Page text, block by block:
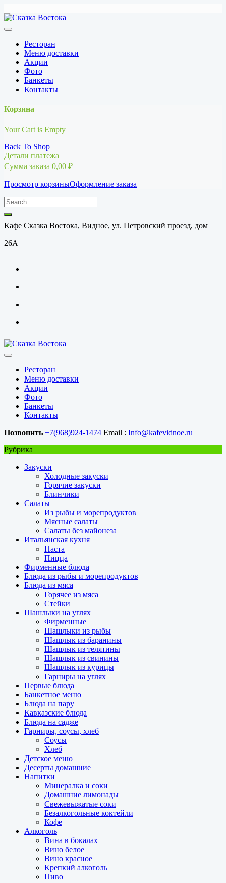
Перейти
к
Ресторан
Меню доставки
Акции
Фото
Банкеты
Контакты
Корзина
Your Cart is Empty
Back To Shop
Детали платежа
Сумма заказа 0,00 ₽
Просмотр корзиныОформление заказа
Кафе Сказка Востока, Видное, ул. Петровский проезд, дом
26А
Ресторан
Меню доставки
Акции
Фото
Банкеты
Контакты
Позвонить +7(968)924-1474 Email : Info@kafevidnoe.ru
Рубрика
Закуски
Холодные закуски
Горячие закуски
Блинчики
Салаты
Из рыбы и морепродуктов
Мясные салаты
Салаты без майонеза
Итальянская кухня
Паста
Пицца
Фирменные блюда
Блюда из рыбы и морепродуктов
Блюда из мяса
Горячее из мяса
Стейки
Шашлыки на углях
Фирменные
Шашлыки из рыбы
Шашлык из баранины
Шашлык из телятины
Шашлык из свинины
Шашлык из курицы
Гарниры на углях
Первые блюда
Банкетное меню
Блюда на пару
Кавказские блюда
Блюда на садже
Гарниры, соусы, хлеб
Соусы
Хлеб
Детское меню
Десерты домашние
Напитки
Минералка и соки
Домашние лимонады
Свежевыжатые соки
Безалкогольные коктейли
Кофе
Алкоголь
Вина в бокалах
Вино белое
Вино красное
Крепкий алкоголь
Пиво